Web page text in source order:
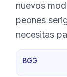
nuevos
peones
necesitas
BGG